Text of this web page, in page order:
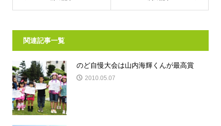
関連記事一覧
のど自慢大会は山内海輝くんが最高賞
2010.05.07